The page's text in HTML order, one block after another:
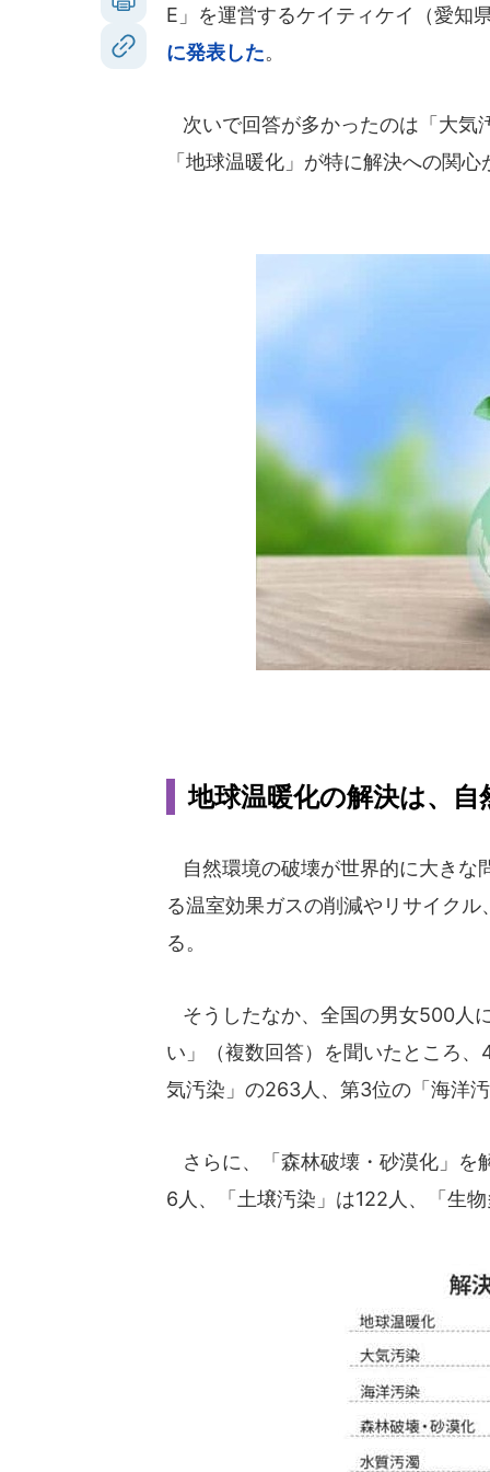
E」を運営するケイティケイ（愛知
に発表した。
次いで回答が多かったのは「大気
「地球温暖化」が特に解決への関
地球温暖化の解決は、
自然環境の破壊が世界的に大きな
る温室効果ガスの削減やリサイク
る。
そうしたなか、全国の男女500人
い」（複数回答）を聞いたところ
気汚染」の263人、第3位の「海洋
さらに、「森林破壊・砂漠化」を
6人、「土壌汚染」は122人、「生